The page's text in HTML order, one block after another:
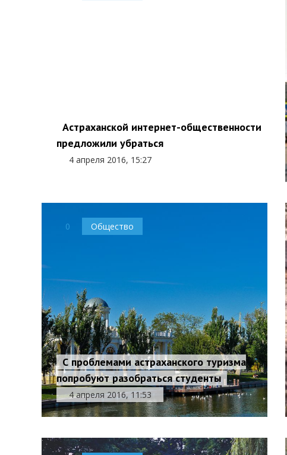
Астраханской интернет-общественности
предложили убраться
4 апреля 2016, 15:27
0 Общество
С проблемами астраханского туризма
попробуют разобраться студенты
4 апреля 2016, 11:53